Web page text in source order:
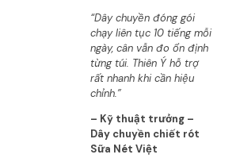
“Dây chuyền đóng gói
chạy liên tục 10 tiếng mỗi
ngày, cân vẫn đo ổn định
từng túi. Thiên Ý hỗ trợ
rất nhanh khi cần hiệu
chỉnh.”
– Kỹ thuật trưởng –
Dây chuyền chiết rót
Sữa Nét Việt